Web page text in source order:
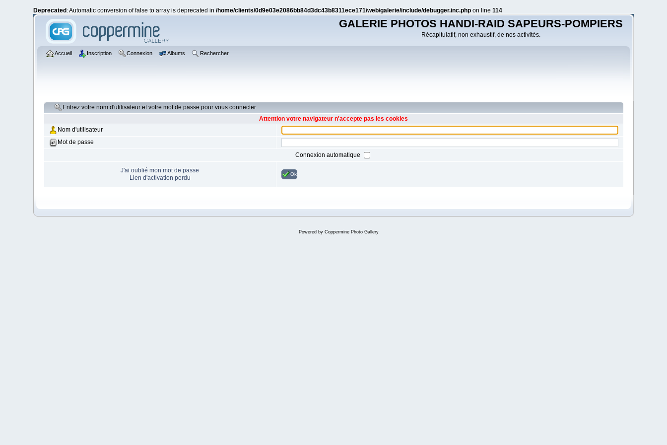
Deprecated : Automatic conversion of false to array is deprecated in/home/clients/0d9e03e2086bb84d3dc43b8311ece171/web/galerie/include/debugger.inc.php on line114
GALERIE PHOTOS HANDI-RAID SAPEURS-POMPIERS
Récapitulatif, non exhaustif, de nos activités.
Accueil Inscription Connexion Albums Rechercher
Entrez votre nom d'utilisateur et votre mot de passe pour vous connecter
Attention votre navigateur n'accepte pas les cookies
Nom d'utilisateur
Mot de passe
Connexion automatique
J'ai oublié mon mot de passe
Lien d'activation perdu
Ok
Powered by Coppermine Photo Gallery